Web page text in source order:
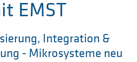
EMST
Integration &
- Mikrosysteme neu